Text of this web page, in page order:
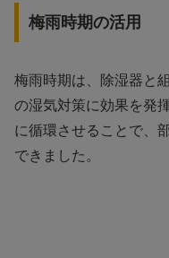
梅雨時期の活用
梅雨時期は、除湿器と
の湿気対策に効果を発
に循環させることで、
できました。